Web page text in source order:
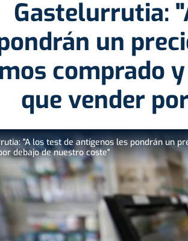
Gastelurrutia:
un
comprado
que vender
"A los test de antígenos les pondrán un
debajo de nuestro coste"